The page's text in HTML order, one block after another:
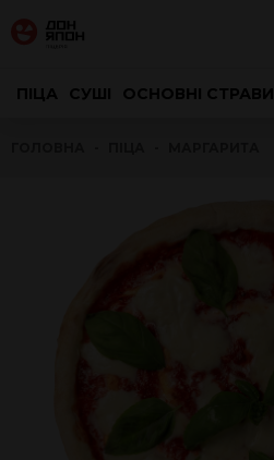
ПІЦА СУШІ ОСНОВНІ СТРАВИ